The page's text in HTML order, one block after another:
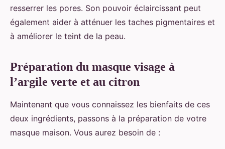
resserrer les pores. Son pouvoir éclaircissant peut
également aider à atténuer les taches pigmentaires et
à améliorer le teint de la peau.
Préparation du masque visage à
l’argile verte et au citron
Maintenant que vous connaissez les bienfaits de ces
deux ingrédients, passons à la préparation de votre
masque maison. Vous aurez besoin de :